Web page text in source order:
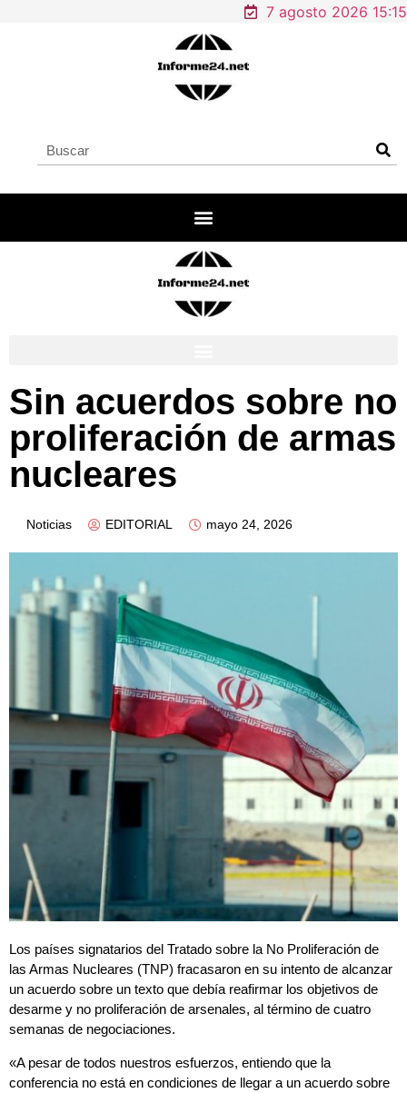
7 agosto 2026 15:15
Sin acuerdos sobre no
proliferación de armas
nucleares
Noticias EDITORIAL mayo 24, 2026
Los países signatarios del Tratado sobre la No Proliferación de
las Armas Nucleares (TNP) fracasaron en su intento de alcanzar
un acuerdo sobre un texto que debía reafirmar los objetivos de
desarme y no proliferación de arsenales, al término de cuatro
semanas de negociaciones.
«A pesar de todos nuestros esfuerzos, entiendo que la
conferencia no está en condiciones de llegar a un acuerdo sobre